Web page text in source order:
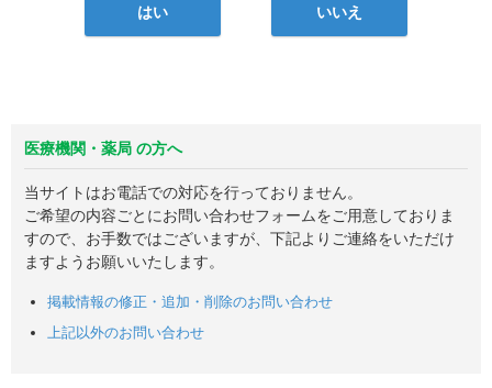
はい いいえ
医療機関・薬局 の方へ
当サイトはお電話での対応を行っておりません。
ご希望の内容ごとにお問い合わせフォームをご用意しておりま
すので、お手数ではございますが、下記よりご連絡をいただけ
ますようお願いいたします。
掲載情報の修正・追加・削除のお問い合わせ
上記以外のお問い合わせ